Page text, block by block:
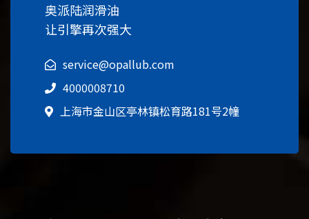
奥派陆润滑油
让引擎再次强大
service@opallub.com
4000008710
上海市金山区亭林镇松育路181号2幢